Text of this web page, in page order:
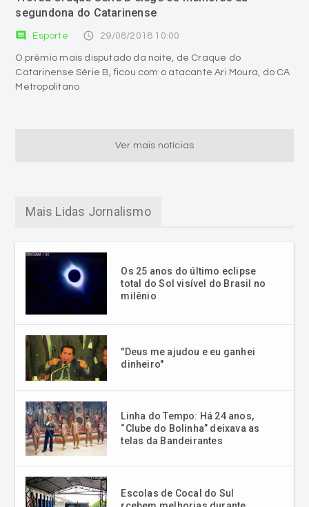
segundona do Catarinense
comment Esporte access_time 29/08/2018 10:00
O prêmio mais disputado da noite, de Craque do
Catarinense Série B, ficou com o atacante Ari Moura, do CA
Metropolitano
Ver mais notícias
Mais Lidas Jornalismo
Os 25 anos do último eclipse
total do Sol visível do Brasil no
milênio
"Deus me ajudou e eu ganhei
dinheiro"
Linha do Tempo: Há 24 anos,
“Clube do Bolinha” deixava as
telas da Bandeirantes
Escolas de Cocal do Sul